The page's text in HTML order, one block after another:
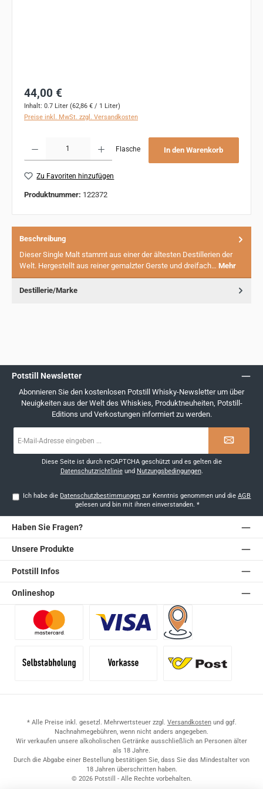
Regulärer Preis:
44,00 €
Inhalt: 0.7 Liter (62,86 € / 1 Liter)
Preise inkl. MwSt. zzgl. Versandkosten
Flasche In den Warenkorb
Zu Favoriten hinzufügen
Produktnummer: 122372
Beschreibung
Dieser Single Malt stammt aus einer der ältesten Destillerien der
Welt. Hergestellt aus reiner gemalzter Gerste und dreifach… Mehr
Destillerie/Marke
Potstill Newsletter
Abonnieren Sie den kostenlosen Potstill Whisky-Newsletter um über
Neuigkeiten aus der Welt des Whiskies, Produktneuheiten, Potstill-
Editions und Verkostungen informiert zu werden.
Mail-
Diese Seite ist durch reCAPTCHA geschützt und es gelten die
Datenschutzrichtlinieund Nutzungsbedingungen.
Ich habe die Datenschutzbestimmungen zur Kenntnis genommen und dieAGB
gelesen und bin mit ihnen einverstanden. *
Haben Sie Fragen?
Unsere Produkte
Potstill Infos
Onlineshop
* Alle Preise inkl. gesetzl. Mehrwertsteuer zzgl. Versandkostenund ggf.
Nachnahmegebühren, wenn nicht anders angegeben.
Wir verkaufen unsere alkoholischen Getränke ausschließlich an Personen älter
als 18 Jahre.
Durch die Abgabe einer Bestellung bestätigen Sie, dass Sie das Mindestalter von
18 Jahren überschritten haben.
© 2026 Potstill - Alle Rechte vorbehalten.